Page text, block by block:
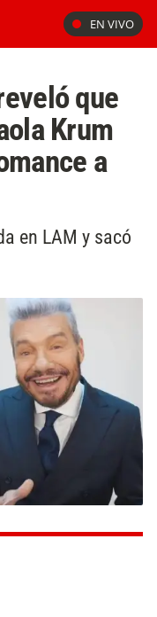
EN VIVO
que
Krum
a
en LAM y sacó